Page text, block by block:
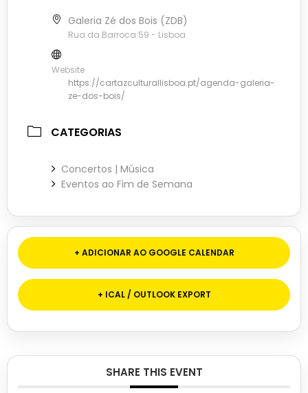
Galeria Zé dos Bois (ZDB)
Rua da Barroca 59 - Lisboa
Website
https://cartazculturallisboa.pt/agenda-galeria-
ze-dos-bois/
CATEGORIAS
Concertos | Música
Eventos ao Fim de Semana
+ ADICIONAR AO GOOGLE CALENDAR
+ ICAL / OUTLOOK EXPORT
SHARE THIS EVENT